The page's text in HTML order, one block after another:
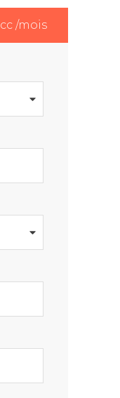
cc /mois